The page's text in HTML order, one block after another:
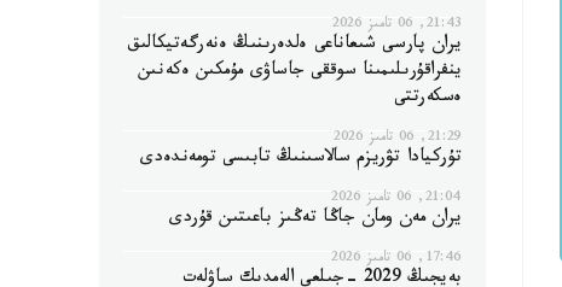
21:43, 06 تامىز 2026
يران پارسى شىعاناعى ەلدەرىنىڭ ەنەرگەتيكالىق
ينفراقۇرىلىمىنا سوققى جاساۋى مۇمكىن ەكەنىن
ەسكەرتتى
21:29, 06 تامىز 2026
تۇركيادا تۋريزم سالاسىنىڭ تابىسى تومەندەدى
21:04, 06 تامىز 2026
يران مەن ومان جاڭا تەڭىز باعىتىن قۇردى
17:46, 06 تامىز 2026
بەيجىڭ 2029 -جىلعى الەمدىك ساۋلەت